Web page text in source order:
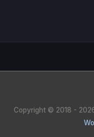
Copyright © 2018 -